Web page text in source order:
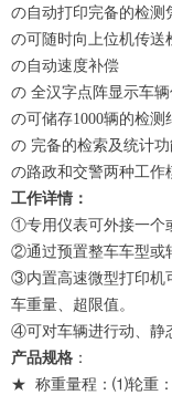
の自动打印完备的检测
の可随时向上位机传送
の自动速度补偿
の 全汉字点阵显示车辆
の可储存1000辆的检测
の 完备的检索及统计功
の路政和交警两种工作
工作详情：
①专用仪表可外接一个
②通过预置整车车型或
③内置高速微型打印机
车重量、超限值。
④可对车辆进行动、静
产品规格 ：
★ 称重量程：⑴轮重：